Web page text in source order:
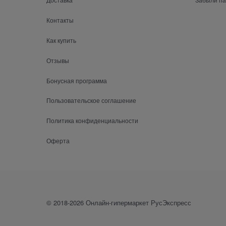
Контакты
Как купить
Отзывы
Бонусная программа
Пользовательское соглашение
Политика конфиденциальности
Оферта
© 2018-2026 Онлайн-гипермаркет РусЭкспресс